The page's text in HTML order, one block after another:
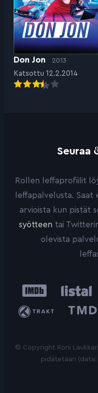
Don Jon 2013
Katsottu 12.2.2014
Seuraa
Rollen leffaprofiilit
leffapalvelusta. Saat
arvioista kun pistät
syötteen tai
olevista
IMDb Listal
Trakt
Database
© Copyright Roni
pidätetään (data: